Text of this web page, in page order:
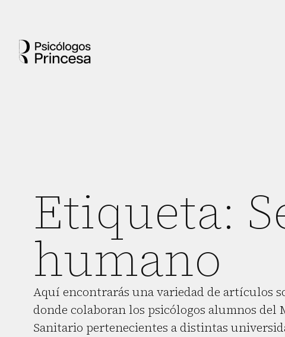
Etiqueta:
humano
Aquí encontrarás una variedad de artículos
donde colaboran los psicólogos alumnos del
Sanitario pertenecientes a distintas